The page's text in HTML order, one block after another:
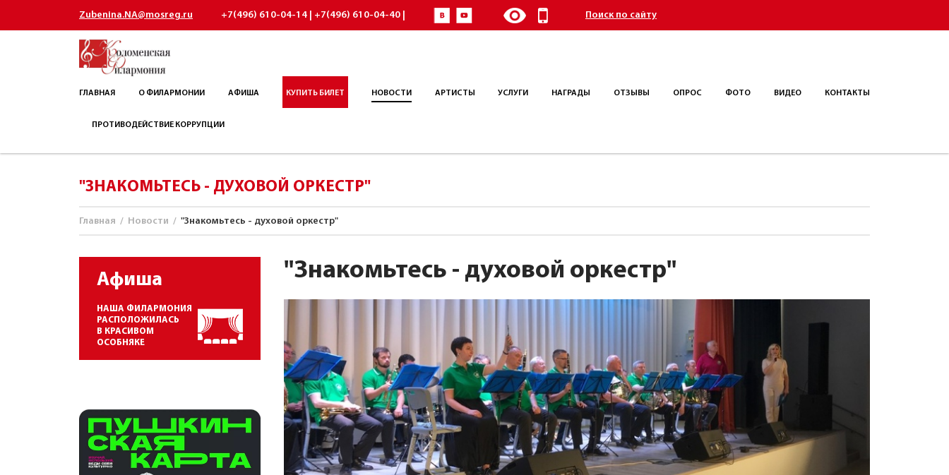
Zubenina.NA@mosreg.ru +7(496) 610-04-14 | +7(496) 610-04-40 | Поиск по сайту
ГЛАВНАЯ О ФИЛАРМОНИИ АФИША КУПИТЬ БИЛЕТ НОВОСТИ АРТИСТЫ УСЛУГИ НАГРАДЫ ОТЗЫВЫ ОПРОС ФОТО ВИДЕО КОНТАКТЫ
ПРОТИВОДЕЙСТВИЕ КОРРУПЦИИ
"ЗНАКОМЬТЕСЬ - ДУХОВОЙ ОРКЕСТР"
Главная / Новости / "Знакомьтесь - духовой оркестр"
"Знакомьтесь - духовой оркестр"
Афиша
НАША ФИЛАРМОНИЯ
РАСПОЛОЖИЛАСЬ
В КРАСИВОМ
ОСОБНЯКЕ